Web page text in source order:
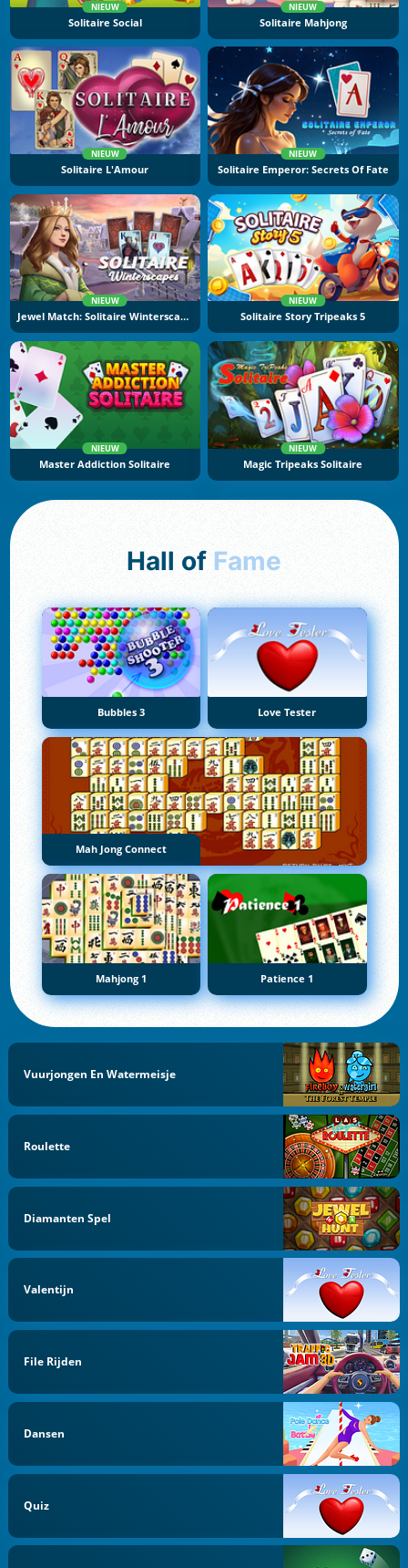
NIEUW
Solitaire Social
NIEUW
Solitaire Mahjong
NIEUW
Solitaire L'Amour
NIEUW
Solitaire Emperor: Secrets Of Fate
NIEUW
Jewel Match: Solitaire Winterscapes
NIEUW
Solitaire Story Tripeaks 5
NIEUW
Master Addiction Solitaire
NIEUW
Magic Tripeaks Solitaire
Hall of Fame
Bubbles 3 Love Tester
Mah Jong Connect
Mahjong 1 Patience 1
Vuurjongen En Watermeisje
Roulette
Diamanten Spel
Valentijn
File Rijden
Dansen
Quiz